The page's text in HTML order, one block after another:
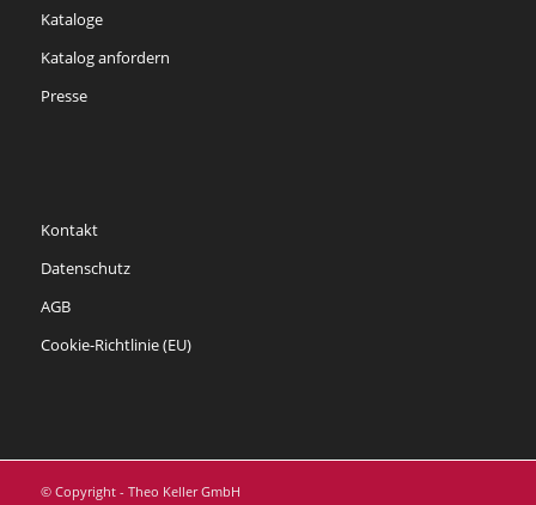
Kataloge
Katalog anfordern
Presse
Kontakt
Datenschutz
AGB
Cookie-Richtlinie (EU)
© Copyright - Theo Keller GmbH